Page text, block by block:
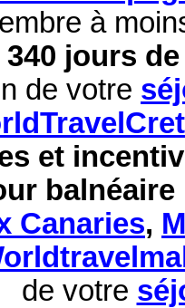
à
340 jours
de votre
et
balnéaire
Canaries,
de votre